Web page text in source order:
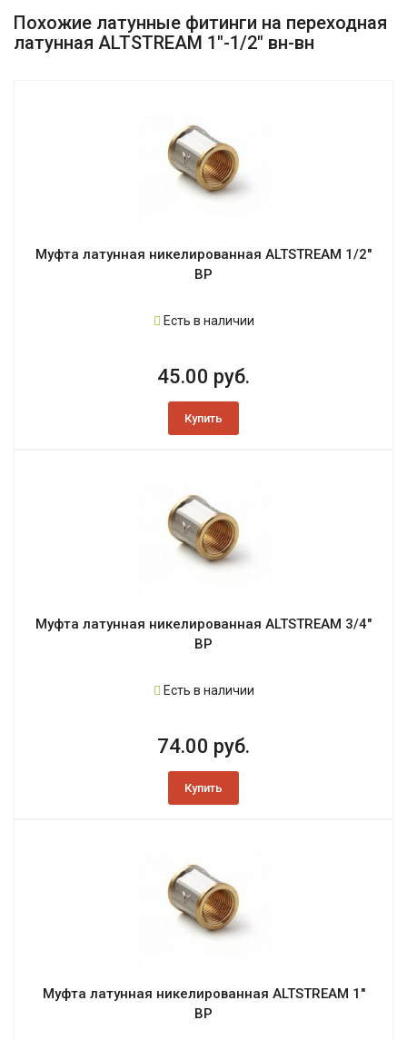
Похожие латунные фитинги на переходная
латунная ALTSTREAM 1"-1/2" вн-вн
Муфта латунная никелированная ALTSTREAM 1/2"
ВР
Есть в наличии
45.00 руб.
Купить
Муфта латунная никелированная ALTSTREAM 3/4"
ВР
Есть в наличии
74.00 руб.
Купить
Муфта латунная никелированная ALTSTREAM 1"
ВР